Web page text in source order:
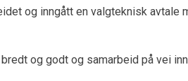
og inngått en valgteknisk avtale
og godt og samarbeid på vei